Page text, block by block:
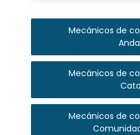
Mecánicos de
Mecánicos de
Mecánicos de